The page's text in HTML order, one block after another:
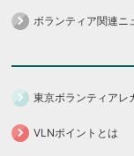
ボランティア関連ニ
東京ボランティアレ
VLNポイントとは